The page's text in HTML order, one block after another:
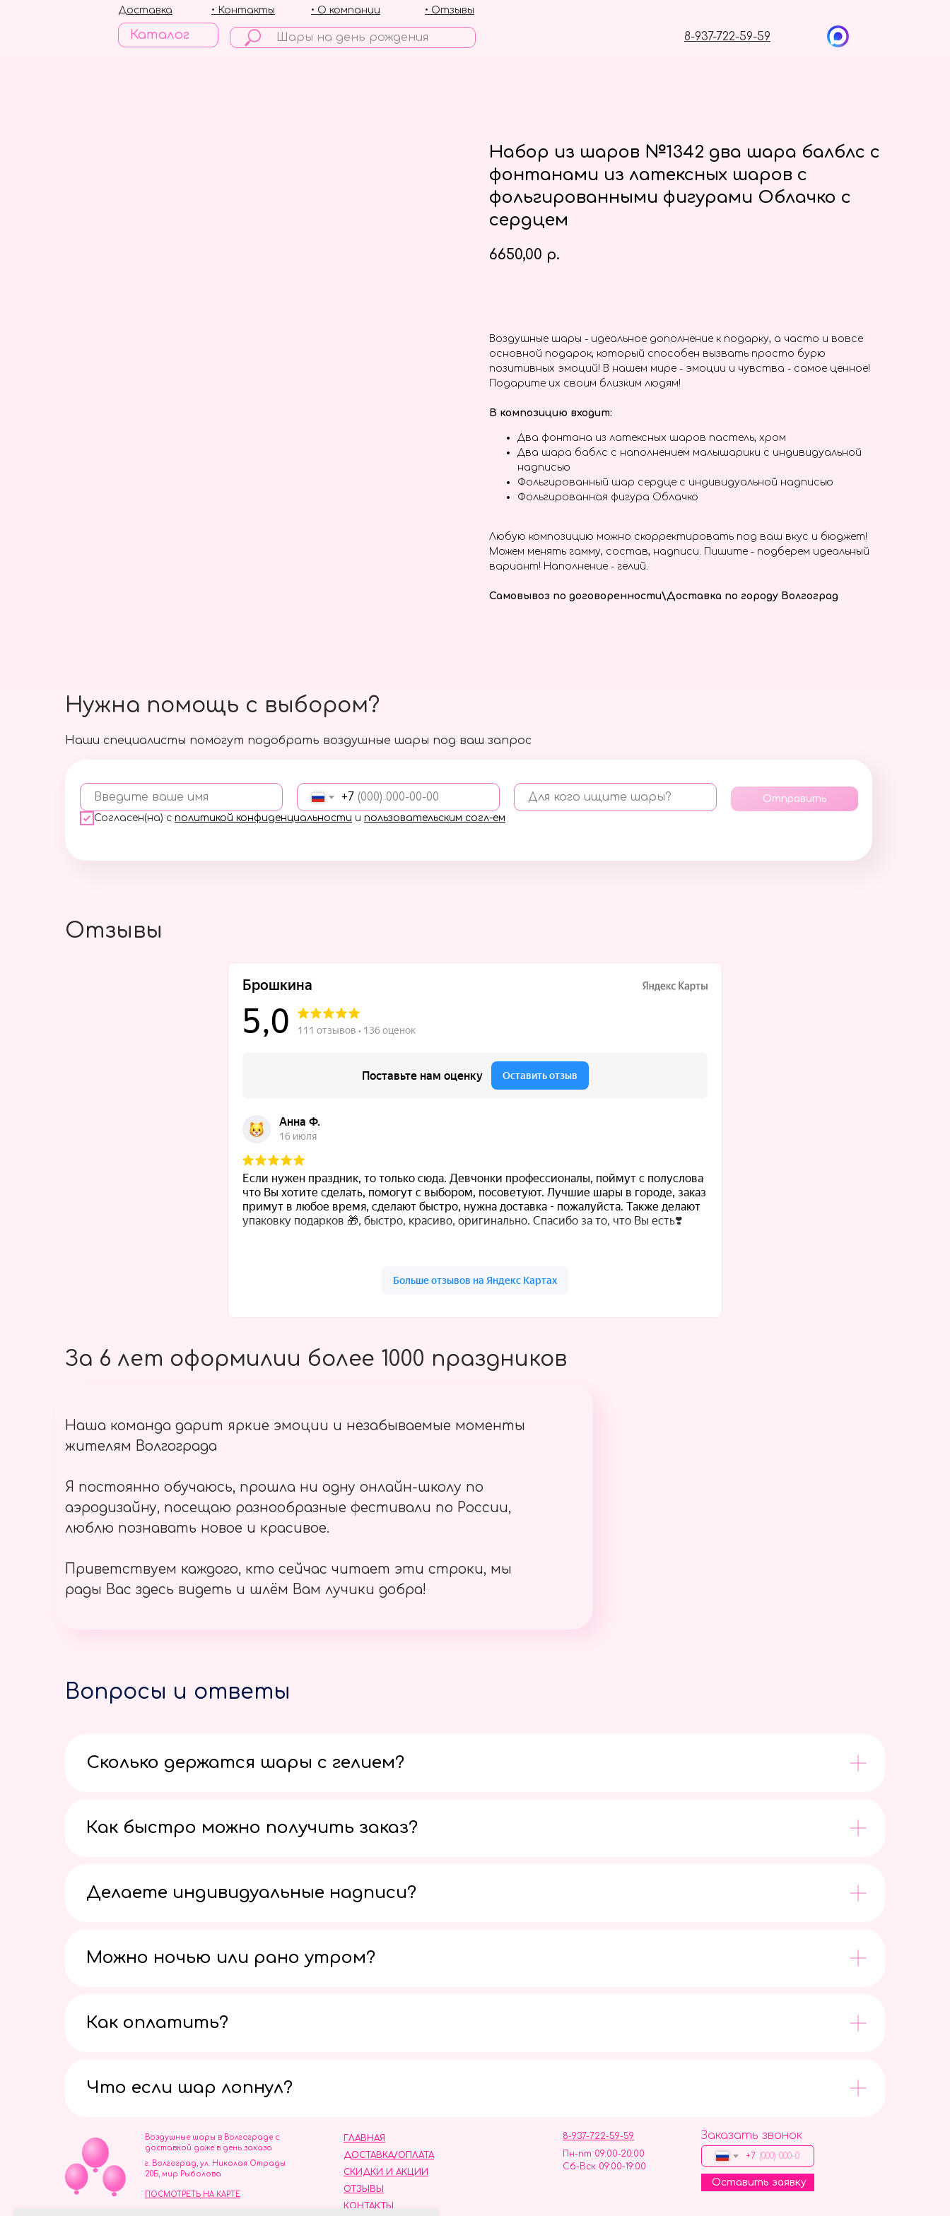
Каталог 8-937-722-59-59
• Отзывы
• О компании
• Контакты
Доставка
Набор из шаров №1342 два шара балблс с
фонтанами из латексных шаров с
фольгированными фигурами Облачко с
сердцем
6650,00 р.
Воздушные шары - идеальное дополнение к подарку, а часто и вовсе
основной подарок, который способен вызвать просто бурю
позитивных эмоций! В нашем мире - эмоции и чувства - самое ценное!
Подарите их своим близким людям!
В композицию входит:
Два фонтана из латексных шаров пастель, хром
Два шара баблс с наполнением малышарики с индивидуальной
надписью
Фольгированный шар сердце с индивидуальной надписью
Фольгированная фигура Облачко
Любую композицию можно скорректировать под ваш вкус и бюджет!
Можем менять гамму, состав, надписи. Пишите - подберем идеальный
вариант! Наполнение - гелий.
Самовывоз по договоренности\Доставка по городу Волгоград
Наши специалисты помогут подобрать воздушные шары под ваш запрос
Введите ваше имя +7 Для кого ищите шары?
Согласен(на) с политикой конфиденциальности и пользовательским согл-ем
Отправить
Нужна помощь с выбором?
Отзывы
За 6 лет оформилии более 1000 праздников
Наша команда дарит яркие эмоции и незабываемые моменты
жителям Волгограда
Я постоянно обучаюсь, прошла ни одну онлайн-школу по
аэродизайну, посещаю разнообразные фестивали по России,
люблю познавать новое и красивое.
Приветствуем каждого, кто сейчас читает эти строки, мы
рады Вас здесь видеть и шлём Вам лучики добра!
Вопросы и ответы
Сколько держатся шары с гелием?
Как быстро можно получить заказ?
Делаете индивидуальные надписи?
Можно ночью или рано утром?
Как оплатить?
Что если шар лопнул?
ОТЗЫВЫ
ГЛАВНАЯ
ДОСТАВКА/ОПЛАТА
СКИДКИ И АКЦИИ
КОНТАКТЫ
8-937-722-59-59
Пн-пт 09:00-20:00
Сб-Вск 09:00-19:00
Воздушные шары в Волгограде с
доставкой даже в день заказа
Заказать звонок
+7
Оставить заявку
г. Волгоград, ул. Николая Отрады
20Б, мир Рыболова
ПОСМОТРЕТЬ НА КАРТЕ